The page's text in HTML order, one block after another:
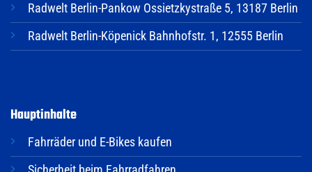
Radwelt Berlin-Pankow Ossietzkystraße 5, 13187 Berlin
Radwelt Berlin-Köpenick Bahnhofstr. 1, 12555 Berlin
Hauptinhalte
Fahrräder und E-Bikes kaufen